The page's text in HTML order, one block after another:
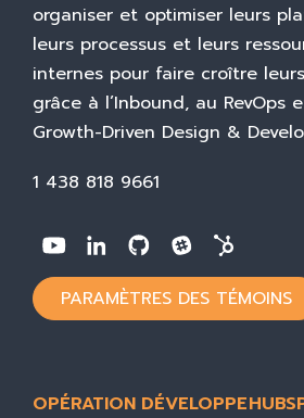
organiser et optimiser leurs
leurs processus et leurs
internes pour faire croître
grâce à l’Inbound, au RevOps
Growth-Driven Design &
1 438 818 9661
PARAMÈTRES DES TÉMOINS
OPÉRATION DÉVELOPPE